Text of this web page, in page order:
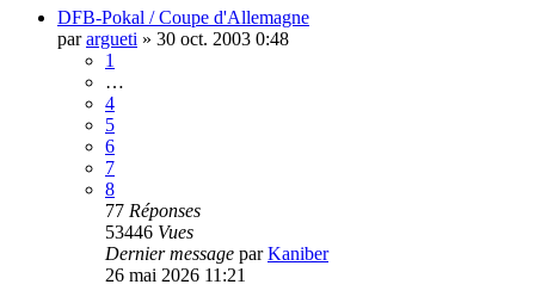
DFB-Pokal / Coupe d'Allemagne
parargueti » 30 oct. 2003 0:48
1
…
4
5
6
7
8
77 Réponses
53446 Vues
Dernier message parKaniber
26 mai 2026 11:21